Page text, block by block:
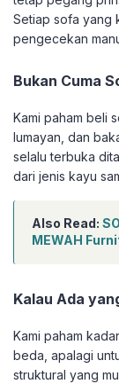
Setiap sofa yang
pengecekan
Bukan Cuma
Kami paham beli
lumayan, dan
selalu terbuka
dari jenis kayu
Also Read:
MEWAH
Kalau Ada
Kami paham
beda, apalagi
struktural yang